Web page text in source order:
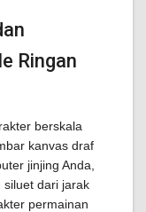
Ringan
berskala
kanvas draf
jinjing Anda,
siluet dari jarak
permainan